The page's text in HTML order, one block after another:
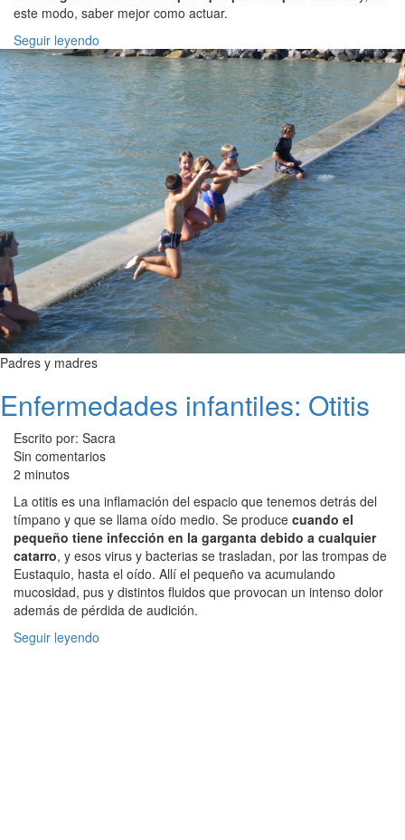
este modo, saber mejor como actuar.
Seguir leyendo
Padres y madres
Enfermedades infantiles: Otitis
Escrito por: Sacra
Sin comentarios
2 minutos
La otitis es una inflamación del espacio que tenemos detrás del
tímpano y que se llama oído medio. Se produce cuando el
pequeño tiene infección en la garganta debido a cualquier
catarro, y esos virus y bacterias se trasladan, por las trompas de
Eustaquio, hasta el oído. Allí el pequeño va acumulando
mucosidad, pus y distintos fluidos que provocan un intenso dolor
además de pérdida de audición.
Seguir leyendo